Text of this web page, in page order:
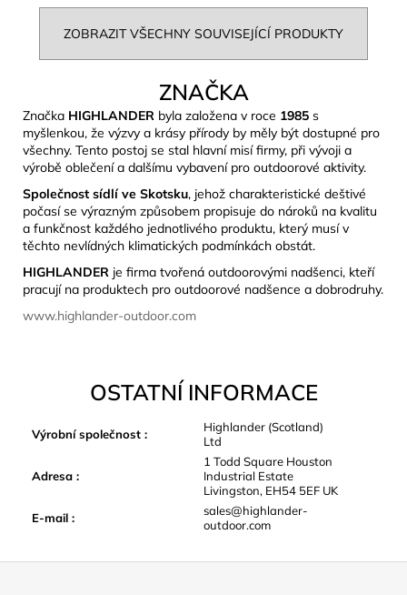
ZOBRAZIT VŠECHNY SOUVISEJÍCÍ PRODUKTY
ZNAČKA
Značka HIGHLANDER byla založena v roce 1985 s
myšlenkou, že výzvy a krásy přírody by měly být dostupné pro
všechny. Tento postoj se stal hlavní misí firmy, při vývoji a
výrobě oblečení a dalšímu vybavení pro outdoorové aktivity.
Společnost sídlí ve Skotsku, jehož charakteristické deštivé
počasí se výrazným způsobem propisuje do nároků na kvalitu
a funkčnost každého jednotlivého produktu, který musí v
těchto nevlídných klimatických podmínkách obstát.
HIGHLANDER je firma tvořená outdoorovými nadšenci, kteří
pracují na produktech pro outdoorové nadšence a dobrodruhy.
www.highlander-outdoor.com
OSTATNÍ INFORMACE
Výrobní společnost :
Highlander (Scotland)
Ltd
Adresa :
1 Todd Square Houston
Industrial Estate
Livingston, EH54 5EF UK
E-mail :
sales@highlander-
outdoor.com